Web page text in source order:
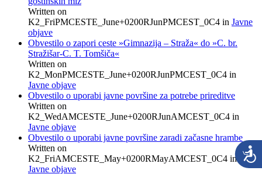
Written on
K2_FriPMCESTE_June+0200RJunPMCEST_0C4 in Javne
objave
Obvestilo o zapori ceste »Gimnazija – Straža« do »C. br.
Stražišar-C. T. Tomšiča«
Written on
K2_MonPMCESTE_June+0200RJunPMCEST_0C4 in
Javne objave
Obvestilo o uporabi javne površine za potrebe prireditve
Written on
K2_WedAMCESTE_June+0200RJunAMCEST_0C4 in
Javne objave
Obvestilo o uporabi javne površine zaradi začasne hrambe
Written on
K2_FriAMCESTE_May+0200RMayAMCEST_0C4 in
Javne objave